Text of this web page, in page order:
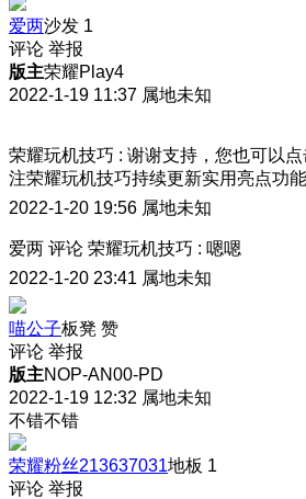
爱两沙发 1
评论 举报
版主荣耀Play4
2022-1-19 11:37 属地未知
荣耀玩机技巧 : 谢谢支持，您也可以
注荣耀玩机技巧持续更新实用亮点功
2022-1-20 19:56 属地未知
爱两 评论 荣耀玩机技巧 : 嗯嗯
2022-1-20 23:41 属地未知
喵公子板凳 赞
评论 举报
版主NOP-AN00-PD
2022-1-19 12:32 属地未知
不错不错
荣耀粉丝213637031地板 1
评论 举报